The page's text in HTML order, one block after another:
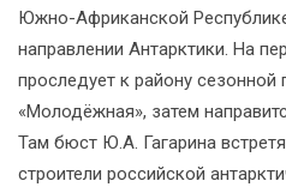
Южно-Африканской
направлении Антарктики. На
проследует к району сезонной
«Молодёжная», затем
Там бюст Ю.А. Гагарина
строители российской